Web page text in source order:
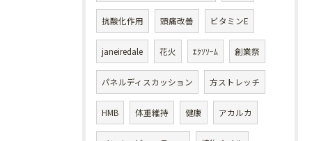
抗酸化作用 頭痛改善 ビタミンE
janeiredale 花火 ｴｸｿｿｰﾑ 創業祭
パネルディスカッション 方ストレッチ
HMB 体重維持 健康 アカルカ